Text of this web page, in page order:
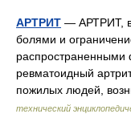
АРТРИТ — АРТРИТ,
болями и
распространенными
ревматоидный
пожилых людей,
технический